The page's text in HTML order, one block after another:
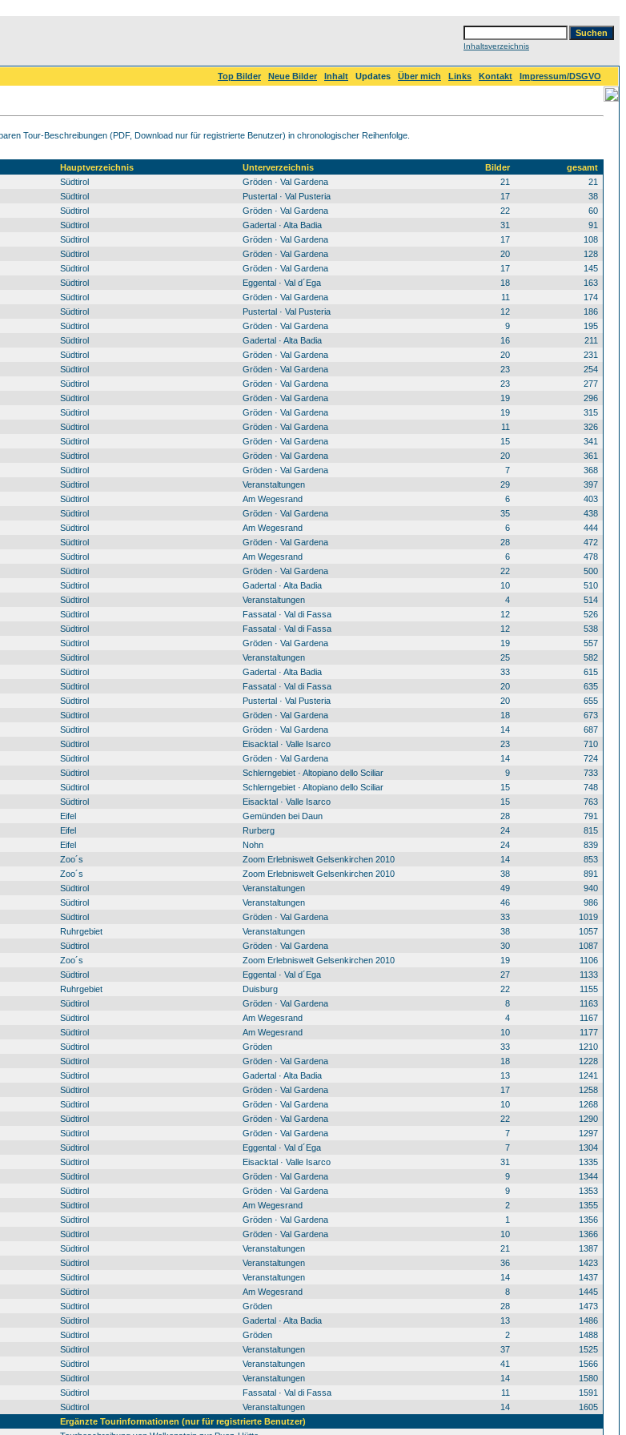
Inhaltsverzeichnis
Top Bilder Neue Bilder Inhalt Updates Über mich Links Kontakt
Impressum/DSGVO
Tour-Beschreibungen (PDF, Download nur für registrierte Benutzer) in chronologischer Reihenfolge.
Hauptverzeichnis Unterverzeichnis Bilder
gesamt
Südtirol Gröden · Val Gardena 21
21
Südtirol Pustertal · Val Pusteria 17
38
Südtirol Gröden · Val Gardena 22
60
Südtirol Gadertal · Alta Badia 31
91
Südtirol Gröden · Val Gardena 17
108
Südtirol Gröden · Val Gardena 20
128
Südtirol Gröden · Val Gardena 17
145
Südtirol Eggental · Val d´Ega 18
163
Südtirol Gröden · Val Gardena 11
174
Südtirol Pustertal · Val Pusteria 12
186
Südtirol Gröden · Val Gardena 9
195
Südtirol Gadertal · Alta Badia 16
211
Südtirol Gröden · Val Gardena 20
231
Südtirol Gröden · Val Gardena 23
254
Südtirol Gröden · Val Gardena 23
277
Südtirol Gröden · Val Gardena 19
296
Südtirol Gröden · Val Gardena 19
315
Südtirol Gröden · Val Gardena 11
326
Südtirol Gröden · Val Gardena 15
341
Südtirol Gröden · Val Gardena 20
361
Südtirol Gröden · Val Gardena 7
368
Südtirol Veranstaltungen 29
397
Südtirol Am Wegesrand 6
403
Südtirol Gröden · Val Gardena 35
438
Südtirol Am Wegesrand 6
444
Südtirol Gröden · Val Gardena 28
472
Südtirol Am Wegesrand 6
478
Südtirol Gröden · Val Gardena 22
500
Südtirol Gadertal · Alta Badia 10
510
Südtirol Veranstaltungen 4
514
Südtirol Fassatal · Val di Fassa 12
526
Südtirol Fassatal · Val di Fassa 12
538
Südtirol Gröden · Val Gardena 19
557
Südtirol Veranstaltungen 25
582
Südtirol Gadertal · Alta Badia 33
615
Südtirol Fassatal · Val di Fassa 20
635
Südtirol Pustertal · Val Pusteria 20
655
Südtirol Gröden · Val Gardena 18
673
Südtirol Gröden · Val Gardena 14
687
Südtirol Eisacktal · Valle Isarco 23
710
Südtirol Gröden · Val Gardena 14
724
Südtirol Schlerngebiet · Altopiano dello Sciliar 9
733
Südtirol Schlerngebiet · Altopiano dello Sciliar 15
748
Südtirol Eisacktal · Valle Isarco 15
763
Eifel Gemünden bei Daun 28
791
Eifel Rurberg 24
815
Eifel Nohn 24
839
Zoo´s Zoom Erlebniswelt Gelsenkirchen 2010 14
853
Zoo´s Zoom Erlebniswelt Gelsenkirchen 2010 38
891
Südtirol Veranstaltungen 49
940
Südtirol Veranstaltungen 46
986
Südtirol Gröden · Val Gardena 33
1019
Ruhrgebiet Veranstaltungen 38
1057
Südtirol Gröden · Val Gardena 30
1087
Zoo´s Zoom Erlebniswelt Gelsenkirchen 2010 19
1106
Südtirol Eggental · Val d´Ega 27
1133
Ruhrgebiet Duisburg 22
1155
Südtirol Gröden · Val Gardena 8
1163
Südtirol Am Wegesrand 4
1167
Südtirol Am Wegesrand 10
1177
Südtirol Gröden 33
1210
Südtirol Gröden · Val Gardena 18
1228
Südtirol Gadertal · Alta Badia 13
1241
Südtirol Gröden · Val Gardena 17
1258
Südtirol Gröden · Val Gardena 10
1268
Südtirol Gröden · Val Gardena 22
1290
Südtirol Gröden · Val Gardena 7
1297
Südtirol Eggental · Val d´Ega 7
1304
Südtirol Eisacktal · Valle Isarco 31
1335
Südtirol Gröden · Val Gardena 9
1344
Südtirol Gröden · Val Gardena 9
1353
Südtirol Am Wegesrand 2
1355
Südtirol Gröden · Val Gardena 1
1356
Südtirol Gröden · Val Gardena 10
1366
Südtirol Veranstaltungen 21
1387
Südtirol Veranstaltungen 36
1423
Südtirol Veranstaltungen 14
1437
Südtirol Am Wegesrand 8
1445
Südtirol Gröden 28
1473
Südtirol Gadertal · Alta Badia 13
1486
Südtirol Gröden 2
1488
Südtirol Veranstaltungen 37
1525
Südtirol Veranstaltungen 41
1566
Südtirol Veranstaltungen 14
1580
Südtirol Fassatal · Val di Fassa 11
1591
Südtirol Veranstaltungen 14
1605
Ergänzte Tourinformationen (nur für registrierte Benutzer)